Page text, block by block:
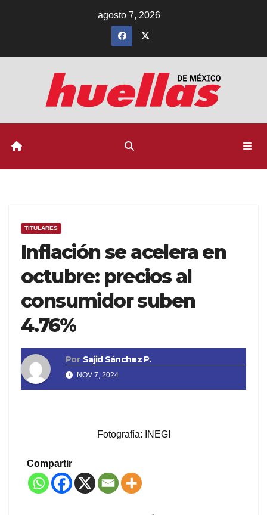
agosto 7, 2026
TITULARES
Inflación se acelera en
octubre: precios al
consumidor suben
4.76%
Por Sajid Sánchez P.
NOV 7, 2024
Fotografía: INEGI
Compartir